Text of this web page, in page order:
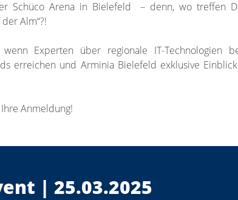
Schüco Arena in Bielefeld – denn, wo treffen
Alm“?!
Experten über regionale IT-Technologien
erreichen und Arminia Bielefeld exklusive
Anmeldung!
| 25.03.2025